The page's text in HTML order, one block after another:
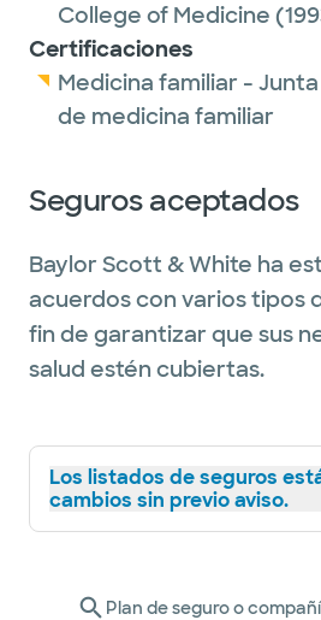
College of Medicine
Certificaciones
Medicina familiar -
de medicina familiar
Seguros aceptados
Baylor Scott & White ha
acuerdos con varios tipos
fin de garantizar que sus
salud estén cubiertas.
Los listados de seguros
cambios sin previo aviso.
Plan de seguro o